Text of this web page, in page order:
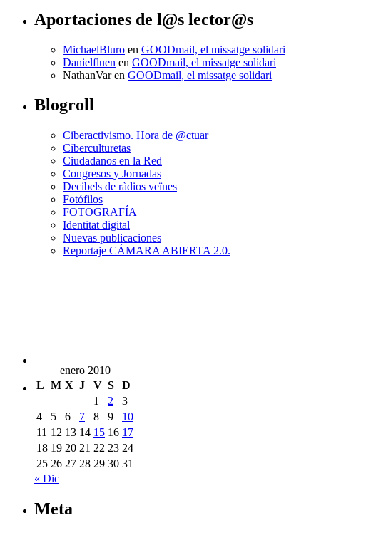
Aportaciones de l@s lector@s
MichaelBluro en GOODmail, el missatge solidari
Danielfluen en GOODmail, el missatge solidari
NathanVaren GOODmail, el missatge solidari
Blogroll
Ciberactivismo. Hora de @ctuar
Ciberculturetas
Ciudadanos en la Red
Congresos y Jornadas
Decibels de ràdios veïnes
Fotófilos
FOTOGRAFÍA
Identitat digital
Nuevas publicaciones
Reportaje CÁMARA ABIERTA 2.0.
enero 2010
L M X J V S
D
1
2
3
4
5 6 7 8 9
10
11 12 13 14 15 16 17
18 19 20 21 22 23 24
25 26 27 28 29 30 31
« Dic
Meta